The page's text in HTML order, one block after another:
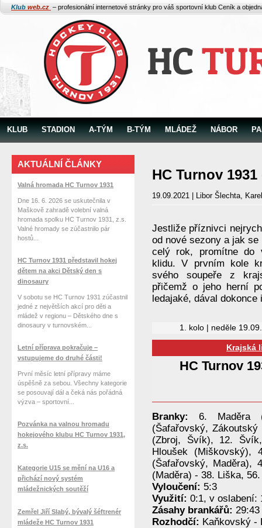
Klub web.cz – profesionální internetové stránky pro váš sportovní klub Ceník a
KLUB STADION A-TÝM B-TÝM MLÁDEŽ NÁBOR
HC Turnov
19.09.2021 | Libor Šlechta,
Jestliže příznivci
od nové sezony a jak
celý rok, promítne do
klidu. V prvním kole
svého soupeře z
přičemž o jeho herní
ledajaké, dával dokonce
1. kolo | neděle
Krajská
HC Turnov
Branky:
6. Maděra
(Šafařovský,
(Zbroj, Švík), 12.
Hloušek (Miškovský),
(Šafařovský, Maděra),
(Maděra) - 38. Liška,
Vyloučení: 5:3
Využití: 0:1, v oslabení:
Zásahy brankářů:
Rozhodčí: Kaňkovský -
AKTUÁLNÍ ČLÁNKY
Valná hromada HC Turnov 1931
Dne 16. 6. 2026 se uskutečnila v
Maškově zahradě volební valná
hromada spolku HC Turnov 1931, z.s.
Valné hromady se zúčastnilo pár
hostů...
HC Turnov 1931 představil hokej
dětem na akci Dětský den s
dinosaury
V sobotu se HC Turnov 1931 zúčastnil
jedné z největších akcí pro děti a
mládež v regionu – Dětského dne s
dinosaury v turnovském...
Letní příprava pokračuje –
vstupujeme do druhé části!
První měsíc letní přípravy máme
úspěšně za sebou. Všechny kategorie
se posouvají dál a čeká nás pořádná
výzva – sportovní...
Pozvánka na valnou hromadu
hokejového klubu HC Turnov 1931,
z.s.
Kategorie U15 se mění na U16 a
přichází nový systém
mládežnických soutěží
Zemřel Jiří Slabý, bývalý šéftrenér
mládeže HC Turnov 1931